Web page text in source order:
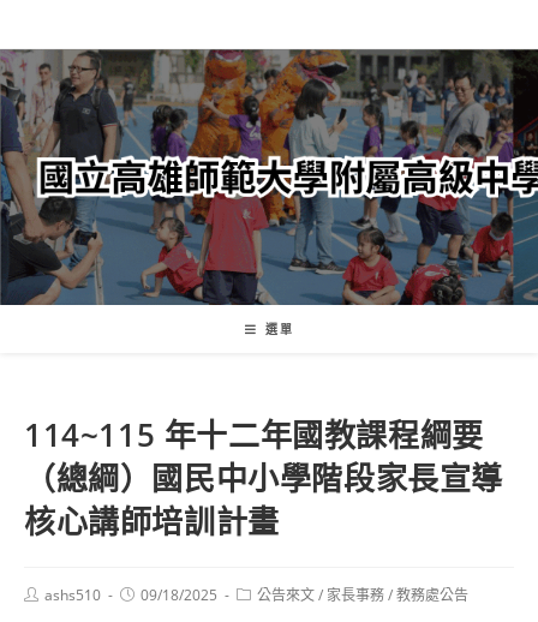
轉
至
主
內
容
選單
114~115 年十二年國教課程綱要
（總綱）國民中小學階段家長宣導
核心講師培訓計畫
Postashs510
Post09/18/2025
Post公告來文/ 家長事務/教務處公告